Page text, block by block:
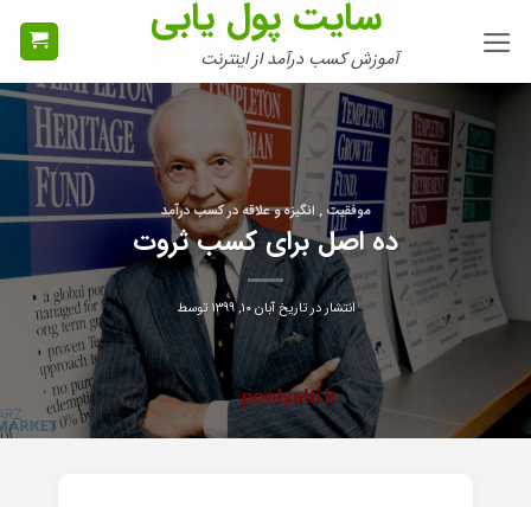
سایت پول یابی
آموزش کسب درآمد از اینترنت
موفقیت , انگیزه و علاقه در کسب درآمد
ده اصل برای کسب ثروت
انتشار در تاریخآبان ۱۰, ۱۳۹۹ توسط